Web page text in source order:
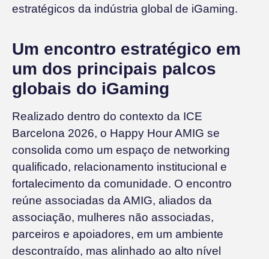
estratégicos da indústria global de iGaming.
Um encontro estratégico em
um dos principais palcos
globais do iGaming
Realizado dentro do contexto da ICE
Barcelona 2026, o Happy Hour AMIG se
consolida como um espaço de networking
qualificado, relacionamento institucional e
fortalecimento da comunidade. O encontro
reúne associadas da AMIG, aliados da
associação, mulheres não associadas,
parceiros e apoiadores, em um ambiente
descontraído, mas alinhado ao alto nível